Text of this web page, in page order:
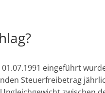
eingeführt
Steuerfreibetrag